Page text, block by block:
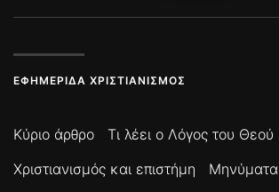
ΕΦΗΜΕΡΊΔΑ ΧΡΙΣΤΙΑΝΙΣΜΌΣ
Κύριο άρθρο Τι λέει ο Λόγος του Θεού
Χριστιανισμός και επιστήμη
Μηνύματα